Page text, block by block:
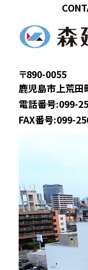
〒890-0055
鹿児島市上荒田
電話番号:099-
FAX番号:099-